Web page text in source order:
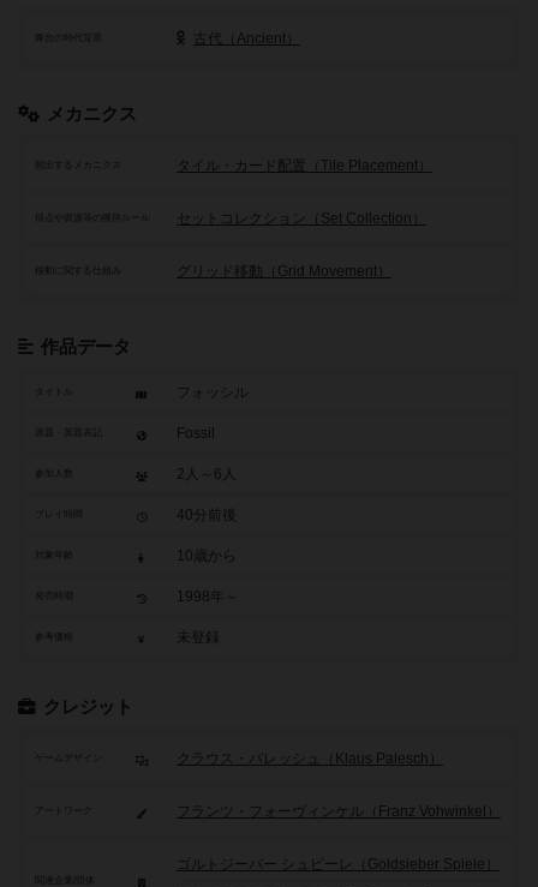
舞台の時代背景 古代（Ancient）
メカニクス
頻出するメカニクス タイル・カード配置（Tile Placement）
セットコレクション（Set Collection）
移動に関する仕組み グリッド移動（Grid Movement）
作品データ
タイトル フォッシル
Fossil
参加人数 2人～6人
40分前後
10歳から
1998年～
参考価格 未登録
クレジット
ゲームデザイン クラウス・パレッシュ（Klaus Palesch）
アートワーク フランツ・フォーヴィンケル（Franz Vohwinkel）
ゴルトジーバー シュピーレ（Goldsieber Spiele）